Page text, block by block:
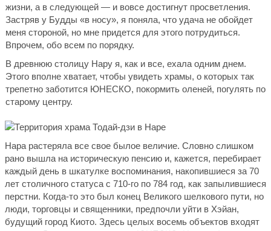
жизни, а в следующей — и вовсе достигнут просветления.
Застряв у Будды «в носу», я поняла, что удача не обойдет
меня стороной, но мне придется для этого потрудиться.
Впрочем, обо всем по порядку.
В древнюю столицу Нару я, как и все, ехала одним днем.
Этого вполне хватает, чтобы увидеть храмы, о которых так
трепетно заботится ЮНЕСКО, покормить оленей, погулять по
старому центру.
Нара растеряла все свое былое величие. Словно слишком
рано вышла на историческую пенсию и, кажется, перебирает
каждый день в шкатулке воспоминания, накопившиеся за 70
лет столичного статуса с 710-го по 784 год, как запылившиеся
перстни. Когда-то это был конец Великого шелкового пути, но
люди, торговцы и священники, предпочли уйти в Хэйан,
будущий город Киото. Здесь целых восемь объектов входят